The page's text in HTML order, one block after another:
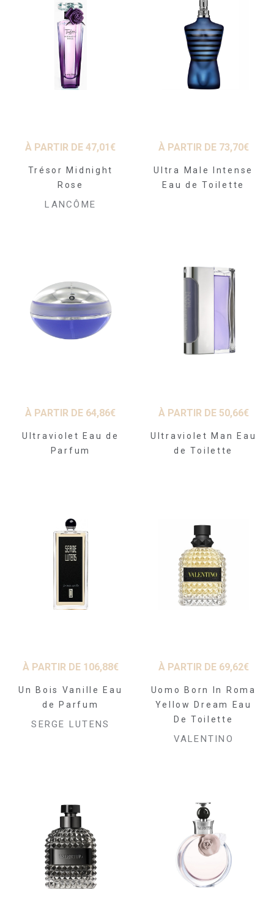
À PARTIR DE47,01 €
Trésor Midnight
Rose
LANCÔME
À PARTIR DE 73,70€
Ultra Male Intense
Eau de Toilette
À PARTIR DE 64,86€
Ultraviolet Eau de
Parfum
À PARTIR DE 50,66€
Ultraviolet Man Eau
de Toilette
À PARTIR DE 106,88€
Un Bois Vanille Eau
de Parfum
SERGE LUTENS
À PARTIR DE 69,62€
Uomo Born In Roma
Yellow Dream Eau
De Toilette
VALENTINO